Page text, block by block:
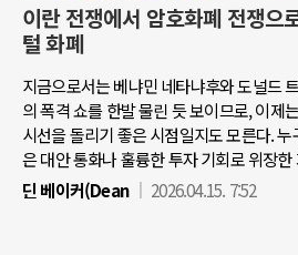
이란 전쟁에서 암호화폐 전쟁으
털 화폐
지금으로서는 베냐민 네타냐후와 도널드
의 폭격 쇼를 한발 물린 듯 보이므로, 이제
시선을 돌리기 좋은 시점일지도 모른다.
은 대안 통화나 훌륭한 투자 기회로 위장
딘 베이커(Dean
2026.04.15. 7:52